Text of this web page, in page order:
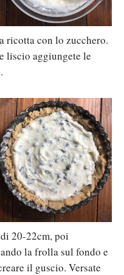
ricotta con lo zucchero.
liscio aggiungete le
20-22cm, poi
la frolla sul fondo e
il guscio. Versate